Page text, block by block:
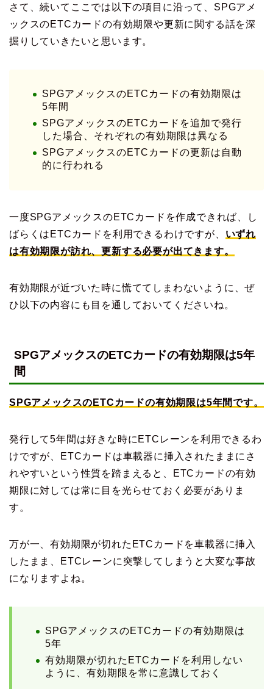
さて、続いてここでは以下の項目に沿って、SPGアメ
ックスのETCカードの有効期限や更新に関する話を深
掘りしていきたいと思います。
SPGアメックスのETCカードの有効期限は
5年間
SPGアメックスのETCカードを追加で発行
した場合、それぞれの有効期限は異なる
SPGアメックスのETCカードの更新は自動
的に行われる
一度SPGアメックスのETCカードを作成できれば、し
ばらくはETCカードを利用できるわけですが、 いずれ
は有効期限が訪れ、更新する必要が出てきます。
有効期限が近づいた時に慌ててしまわないように、ぜ
ひ以下の内容にも目を通しておいてくださいね。
SPGアメックスのETCカードの有効期限は5年
間
SPGアメックスのETCカードの有効期限は5年間です。
発行して5年間は好きな時にETCレーンを利用できるわ
けですが、ETCカードは車載器に挿入されたままにさ
れやすいという性質を踏まえると、ETCカードの有効
期限に対しては常に目を光らせておく必要がありま
す。
万が一、有効期限が切れたETCカードを車載器に挿入
したまま、ETCレーンに突撃してしまうと大変な事故
になりますよね。
SPGアメックスのETCカードの有効期限は
5年
有効期限が切れたETCカードを利用しない
ように、有効期限を常に意識しておく